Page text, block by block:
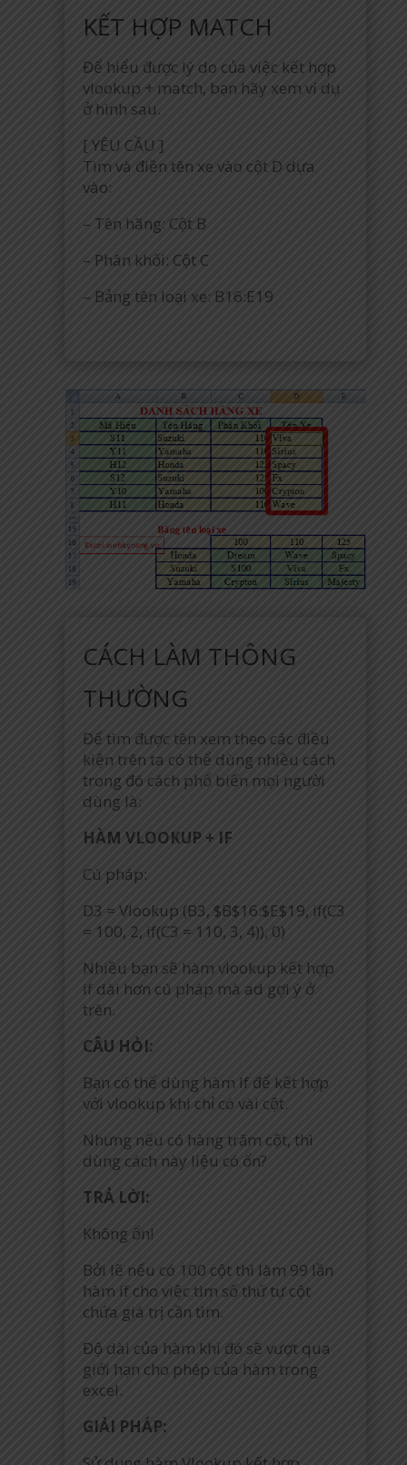
KẾT HỢP MATCH
Để hiểu được lý do của việc kết hợp
vlookup + match, bạn hãy xem ví dụ
ở hình sau.
[ YÊU CẦU ]
Tìm và điền tên xe vào cột D dựa
vào:
– Tên hãng: Cột B
– Phân khối: Cột C
– Bảng tên loại xe: B16:E19
CÁCH LÀM THÔNG
THƯỜNG
Để tìm được tên xem theo các điều
kiện trên ta có thể dùng nhiều cách
trong đó cách phổ biến mọi người
dùng là:
HÀM VLOOKUP + IF
Cú pháp:
D3 = Vlookup (B3, $B$16:$E$19, if(C3
= 100, 2, if(C3 = 110, 3, 4)), 0)
Nhiều bạn sẽ hàm vlookup kết hợp
if dài hơn cú pháp mà ad gợi ý ở
trên.
CÂU HỎI:
Bạn có thể dùng hàm If để kết hợp
với vlookup khi chỉ có vài cột.
Nhưng nếu có hàng trăm cột, thì
dùng cách này liệu có ổn?
TRẢ LỜI:
Không ổn!
Bởi lẽ nếu có 100 cột thì làm 99 lần
hàm if cho việc tìm số thứ tự cột
chứa giá trị cần tìm.
Độ dài của hàm khi đó sẽ vượt qua
giới hạn cho phép của hàm trong
excel.
GIẢI PHÁP: